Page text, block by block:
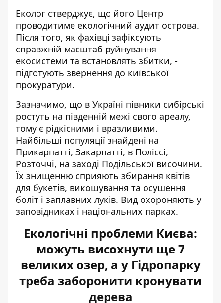
Еколог стверджує, що його Центр
проводитиме екологічний аудит острова.
Після того, як фахівці зафіксують
справжній масштаб руйнування
екосистеми та встановлять збитки, -
підготують звернення до київської
прокуратури.
Зазначимо, що в Україні півники сибірські
ростуть на південній межі свого ареалу,
тому є рідкісними і вразливими.
Найбільші популяції знайдені на
Прикарпатті, Закарпатті, в Поліссі,
Розточчі, на заході Подільської височини.
Їх знищенню сприяють збирання квітів
для букетів, викошування та осушення
боліт і заплавних луків. Вид охороняють у
заповідниках і національних парках.
Екологічні проблеми Києва:
можуть висохнути ще 7
великих озер, а у Гідропарку
треба заборонити кронувати
дерева